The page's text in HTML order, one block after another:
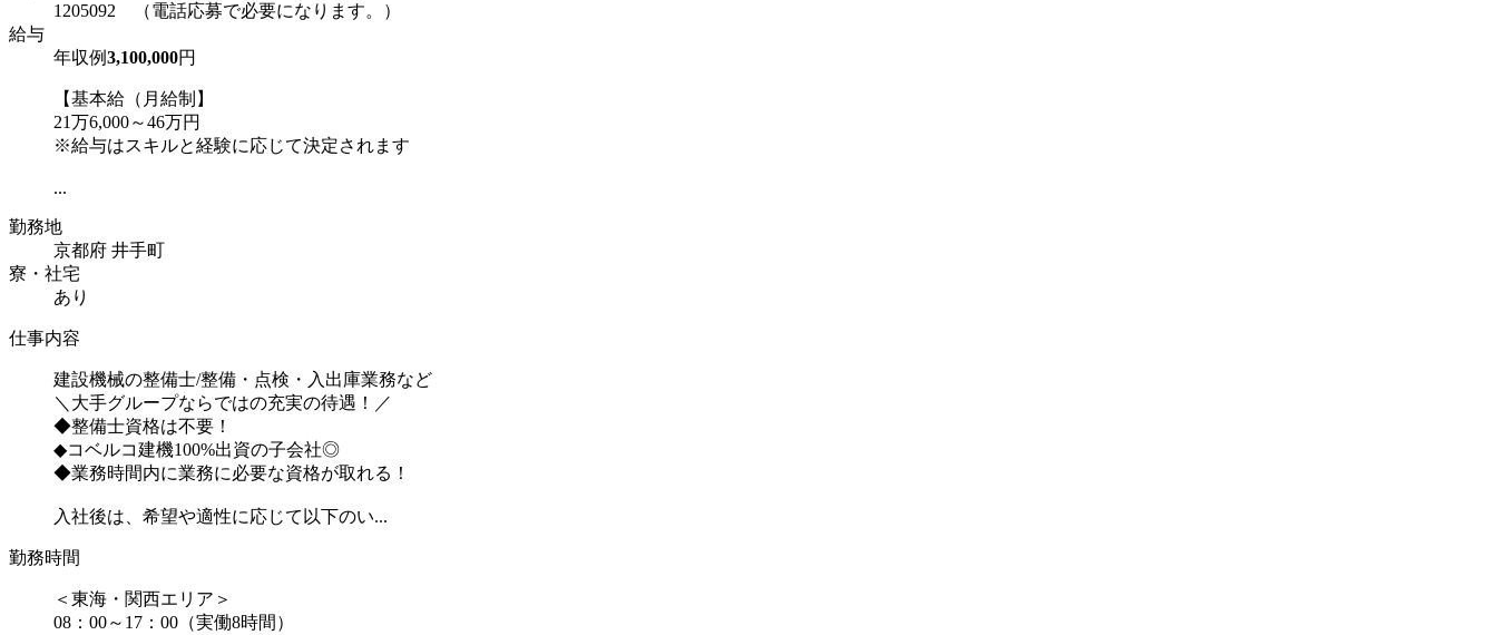
1205092 （電話応募で必要になります。）
給与
年収例3,100,000円
【基本給（月給制】
21万6,000～46万円
※給与はスキルと経験に応じて決定されます
...
勤務地
京都府 井手町
寮・社宅
あり
仕事内容
建設機械の整備士/整備・点検・入出庫業務など
＼大手グループならではの充実の待遇！／
◆整備士資格は不要！
◆コベルコ建機100%出資の子会社◎
◆業務時間内に業務に必要な資格が取れる！
入社後は、希望や適性に応じて以下のい...
勤務時間
＜東海・関西エリア＞
08：00～17：00（実働8時間）